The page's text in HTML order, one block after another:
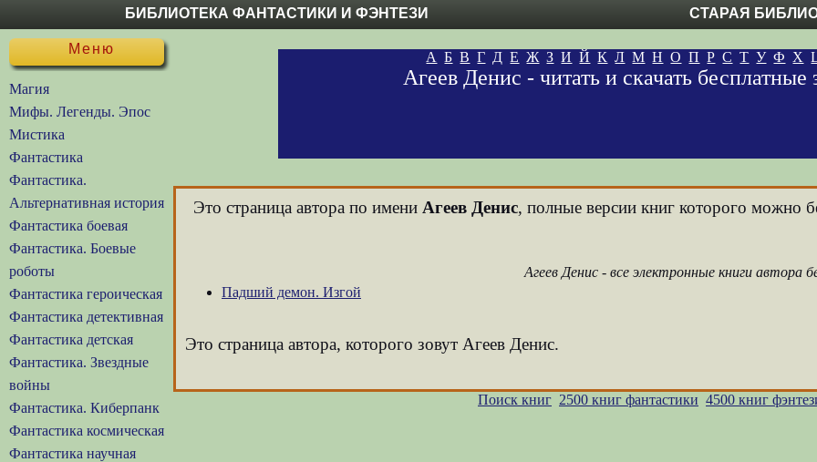
БИБЛИОТЕКА ФАНТАСТИКИ И ФЭНТЕЗИ СТАРАЯ
Меню
Магия
Мифы. Легенды. Эпос
Мистика
Фантастика
Фантастика.
Альтернативная история
Фантастика боевая
Фантастика. Боевые
роботы
Фантастика героическая
Фантастика детективная
Фантастика детская
Фантастика. Звездные
войны
Фантастика. Киберпанк
Фантастика космическая
Фантастика научная
А Б В Г Д Е Ж З И Й К Л М Н О П Р С Т У Ф Х
Агеев Денис - читать и скачать
Это страница автора по имени Агеев Денис, полные версии книг которого можно
Агеев Денис - все электронные книги автора
Падший демон. Изгой
Это страница автора, которого зовут Агеев Денис.
Поиск книг 2500 книг фантастики 4500 книг